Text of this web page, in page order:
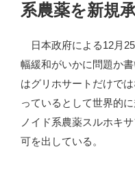
系農薬を新規
日本政府による12月
幅緩和がいかに問題か
はグリホサートだけで
っているとして世界的
ノイド系農薬スルホキ
可を出している。